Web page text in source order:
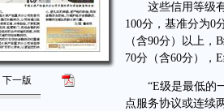
下一版
这些信用等级有
100分，基准分为0
（含90分）以上
70分（含60分），
“E级是最低的一
点服务协议或连续